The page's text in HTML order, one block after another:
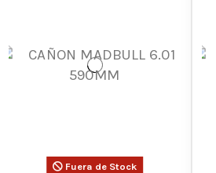
Fuera de Stock